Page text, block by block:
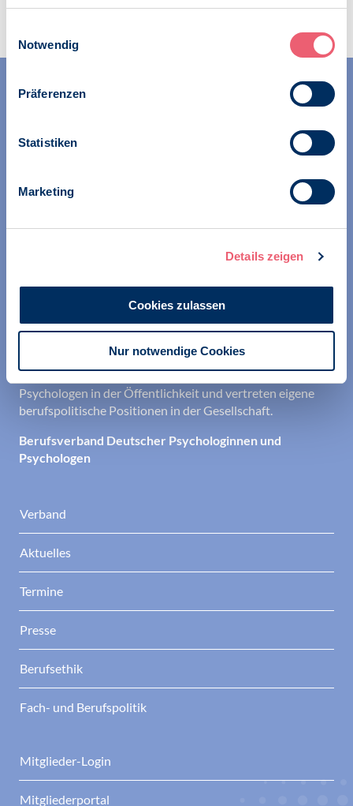
gesammelt haben.
Notwendig
Präferenzen
Statistiken
Marketing
Details zeigen
Cookies zulassen
Nur notwendige Cookies
Wir unterstützen alle Psychologinnen und Psychologen in
ihrer Berufsausübung und bei der Festigung ihrer
Existenz sowie durch die kontinuierliche Bereitstellung
den Berufsalltag.
Wir erschließen und sichern Berufsfelder und sorgen
verantwortungsvoll umgesetzt werden. Darüber hinaus
stärken wir das Ansehen aller Psychologinnen und
Psychologen in der Öffentlichkeit und vertreten eigene
berufspolitische Positionen in der Gesellschaft.
Berufsverband Deutscher Psychologinnen und
Psychologen
Verband
Aktuelles
Termine
Presse
Berufsethik
Fach- und Berufspolitik
Mitglieder-Login
Mitgliederportal